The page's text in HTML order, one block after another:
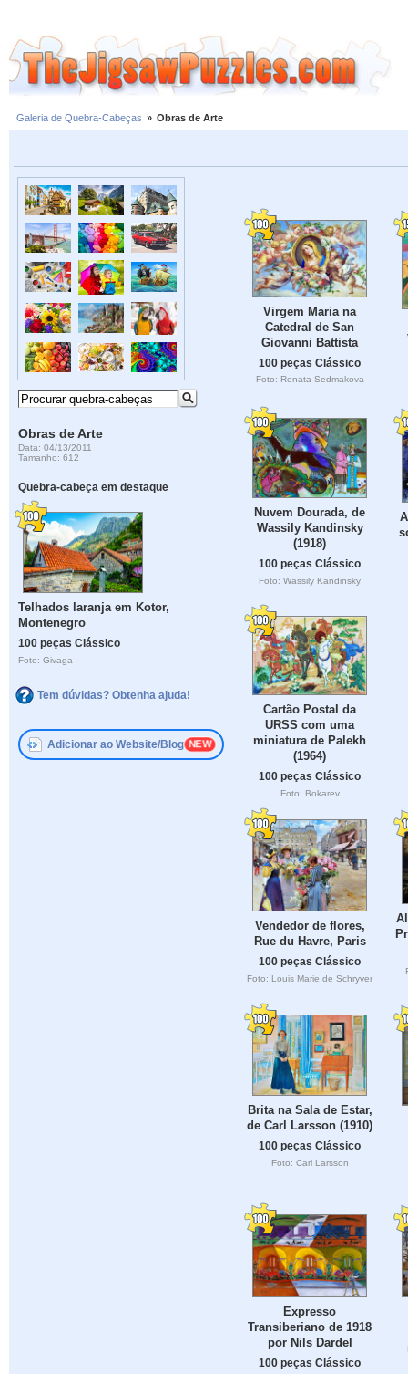
Galeria de Quebra-Cabeças » Obras de Arte
Obras de Arte
Data: 04/13/2011
Tamanho: 612
Quebra-cabeça em destaque
Telhados laranja em Kotor,
Montenegro
100 peças Clássico
Foto: Givaga
Tem dúvidas? Obtenha ajuda!
Adicionar ao Website/Blog
Virgem Maria na
Catedral de San
Giovanni Battista
100 peças Clássico
Foto: Renata Sedmakova
Nuvem Dourada, de
Wassily Kandinsky
(1918)
100 peças Clássico
Foto: Wassily Kandinsky
Cartão Postal da
URSS com uma
miniatura de Palekh
(1964)
100 peças Clássico
Foto: Bokarev
Vendedor de flores,
Rue du Havre, Paris
100 peças Clássico
Foto: Louis Marie de Schryver
Brita na Sala de Estar,
de Carl Larsson (1910)
100 peças Clássico
Foto: Carl Larsson
Expresso
Transiberiano de 1918
por Nils Dardel
100 peças Clássico